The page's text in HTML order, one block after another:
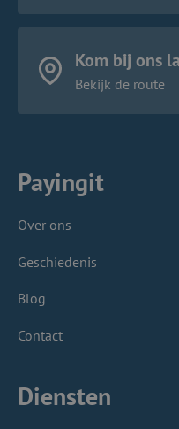
Kom bij ons
Bekijk de route
Payingit
Over ons
Geschiedenis
Blog
Contact
Diensten